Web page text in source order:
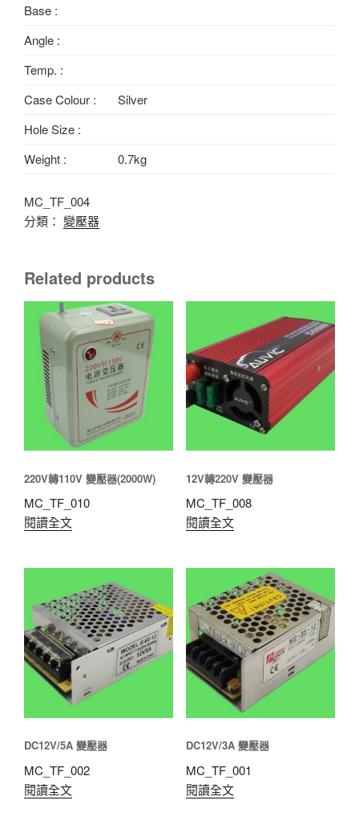
Base :
Angle :
Temp. :
Case Colour :
Silver
Hole Size :
Weight :
0.7kg
MC_TF_004
分類： 變壓器
Related products
220V轉110V 變壓器(2000W)
MC_TF_010
閱讀全文
12V轉220V 變壓器
MC_TF_008
閱讀全文
DC12V/5A 變壓器
MC_TF_002
閱讀全文
DC12V/3A 變壓器
MC_TF_001
閱讀全文